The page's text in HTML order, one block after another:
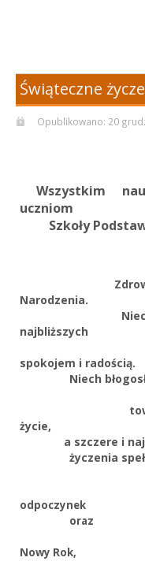
Świąteczne
Opublikowano: 20
Wszystkim
Szkoły
Zdrowych i
Narodzenia.
Niech ten
spokojem i radością.
Niech
życie,
a szczere i
życzenia
żeby był